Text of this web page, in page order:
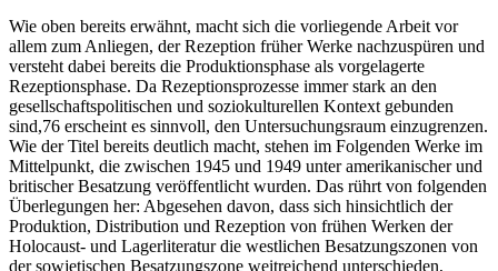
Wie oben bereits erwähnt, macht sich die vorliegende Arbeit vor
allem zum Anliegen, der Rezeption früher Werke nachzuspüren und
versteht dabei bereits die Produktionsphase als vorgelagerte
Rezeptionsphase. Da Rezeptionsprozesse immer stark an den
gesellschaftspolitischen und soziokulturellen Kontext gebunden
sind,76 erscheint es sinnvoll, den Untersuchungsraum einzugrenzen.
Wie der Titel bereits deutlich macht, stehen im Folgenden Werke im
Mittelpunkt, die zwischen 1945 und 1949 unter amerikanischer und
britischer Besatzung veröffentlicht wurden. Das rührt von folgenden
Überlegungen her: Abgesehen davon, dass sich hinsichtlich der
Produktion, Distribution und Rezeption von frühen Werken der
Holocaust- und Lagerliteratur die westlichen Besatzungszonen von
der sowjetischen Besatzungszone weitreichend unterschieden,